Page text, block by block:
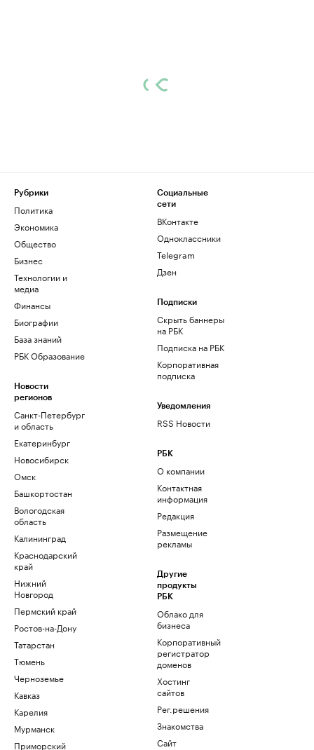
Рубрики
Политика
Экономика
Общество
Бизнес
Технологии и
медиа
Финансы
Биографии
База знаний
РБК Образование
Новости
регионов
Санкт-Петербург
и область
Екатеринбург
Новосибирск
Омск
Башкортостан
Вологодская
область
Калининград
Краснодарский
край
Нижний
Новгород
Пермский край
Ростов-на-Дону
Татарстан
Тюмень
Черноземье
Кавказ
Карелия
Мурманск
Приморский
Социальные
сети
ВКонтакте
Одноклассники
Telegram
Дзен
Подписки
Скрыть баннеры
на РБК
Подписка на РБК
Корпоративная
подписка
Уведомления
RSS Новости
РБК
О компании
Контактная
информация
Редакция
Размещение
рекламы
Другие
продукты
РБК
Облако для
бизнеса
Корпоративный
регистратор
доменов
Хостинг
сайтов
Рег.решения
Знакомства
Сайт